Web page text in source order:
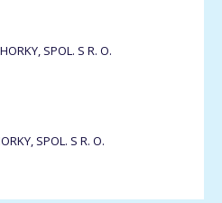
SPOL. S R. O.